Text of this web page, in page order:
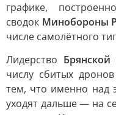
графике,
сводок Минобороны
числе самолётного
Лидерство Брянской
числу сбитых
тем, что именно над
уходят дальше — на